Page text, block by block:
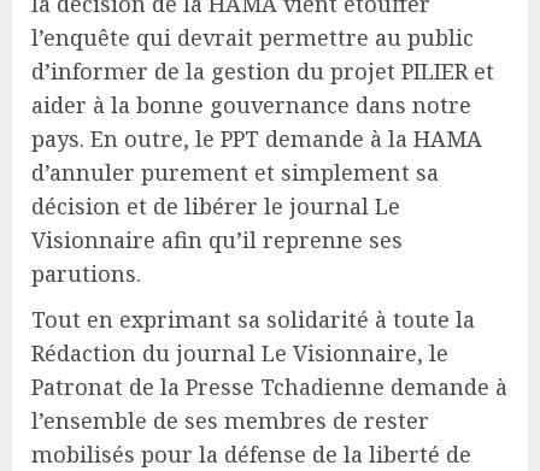
l’enquête qui devrait permettre au public
d’informer de la gestion du projet PILIER et
aider à la bonne gouvernance dans notre
pays. En outre, le PPT demande à la HAMA
d’annuler purement et simplement sa
décision et de libérer le journal Le
Visionnaire afin qu’il reprenne ses
parutions.
Tout en exprimant sa solidarité à toute la
Rédaction du journal Le Visionnaire, le
Patronat de la Presse Tchadienne demande à
l’ensemble de ses membres de rester
mobilisés pour la défense de la liberté de